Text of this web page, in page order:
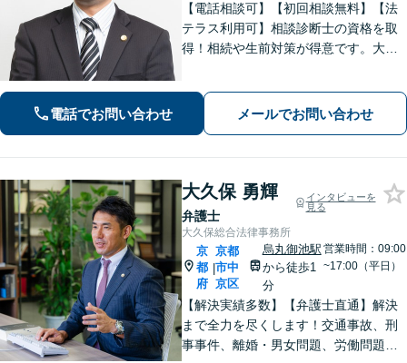
【電話相談可】【初回相談無料】【法
テラス利用可】相談診断士の資格を取
得！相続や生前対策が得意です。大阪
交換で最良なリーガルサービスを【夜
間・休日面談可】【完全個室】【丸太
電話でお問い合わせ メールでお問い合わせ
大久保 勇輝
弁護士
インタビューを
見る
大久保総合法律事務所
京
都
府
|
京都
市中
京区
烏丸御池駅
から徒歩1
分
営業時間：09:00
~17:00（平日）
【解決実績多数】【弁護士直通】解決
まで全力を尽くします！交通事故、刑
事事件、離婚・男女問題、労働問題、